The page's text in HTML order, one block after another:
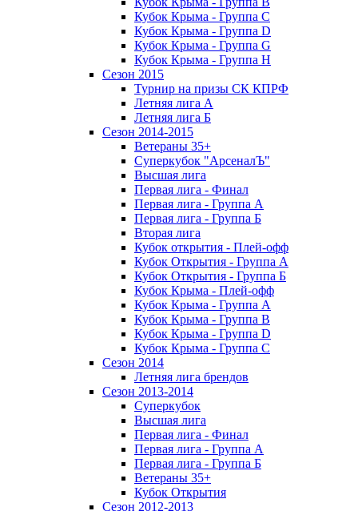
Кубок Крыма - Группа C
Кубок Крыма - Группа D
Кубок Крыма - Группа G
Кубок Крыма - Группа H
Сезон 2015
Турнир на призы СК КПРФ
Летняя лига А
Летняя лига Б
Сезон 2014-2015
Ветераны 35+
Суперкубок "АрсеналЪ"
Высшая лига
Первая лига - Финал
Первая лига - Группа А
Первая лига - Группа Б
Вторая лига
Кубок открытия - Плей-офф
Кубок Открытия - Группа А
Кубок Открытия - Группа Б
Кубок Крыма - Плей-офф
Кубок Крыма - Группа A
Кубок Крыма - Группа B
Кубок Крыма - Группа D
Кубок Крыма - Группа C
Сезон 2014
Летняя лига брендов
Сезон 2013-2014
Суперкубок
Высшая лига
Первая лига - Финал
Первая лига - Группа А
Первая лига - Группа Б
Ветераны 35+
Кубок Открытия
Сезон 2012-2013